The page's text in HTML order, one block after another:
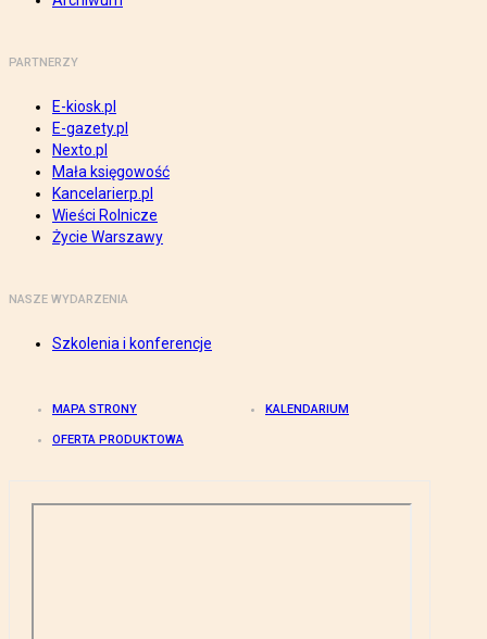
PARTNERZY
E-kiosk.pl
E-gazety.pl
Nexto.pl
Mała księgowość
Kancelarierp.pl
Wieści Rolnicze
Życie Warszawy
NASZE WYDARZENIA
Szkolenia i konferencje
MAPA STRONY KALENDARIUM
OFERTA PRODUKTOWA